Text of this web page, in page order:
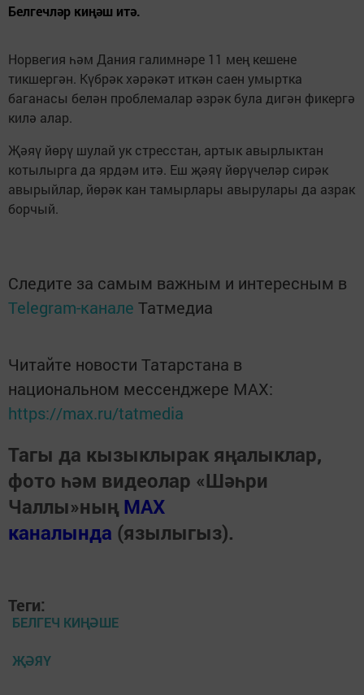
Белгечләр киңәш итә.
Норвегия һәм Дания галимнәре 11 мең кешене
тикшергән. Күбрәк хәрәкәт иткән саен умыртка
баганасы белән проблемалар әзрәк була дигән фикергә
килә алар.
Җәяү йөрү шулай ук стресстан, артык авырлыктан
котылырга да ярдәм итә. Еш җәяү йөрүчеләр сирәк
авырыйлар, йөрәк кан тамырлары авырулары да азрак
борчый.
Следите за самым важным и интересным в
Telegram-канале Татмедиа
Читайте новости Татарстана в
национальном мессенджере MАХ:
https://max.ru/tatmedia
Тагы да кызыклырак яңалыклар,
фото һәм видеолар «Шәһри
Чаллы»ның MAX
каналында (язылыгыз).
Теги:
БЕЛГЕЧ КИҢӘШЕ
ҖӘЯҮ